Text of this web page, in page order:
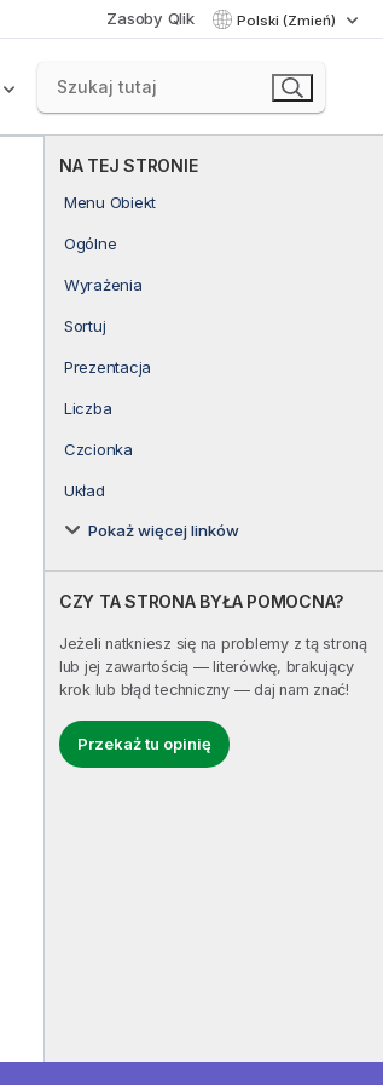
Zasoby Qlik Polski (Zmień)
NA TEJ STRONIE
Menu Obiekt
Ogólne
Wyrażenia
Sortuj
Prezentacja
Liczba
Czcionka
Układ
Pokaż więcej linków
CZY TA STRONA BYŁA POMOCNA?
Jeżeli natkniesz się na problemy z tą stroną
lub jej zawartością — literówkę, brakujący
krok lub błąd techniczny — daj nam znać!
Przekaż tu opinię